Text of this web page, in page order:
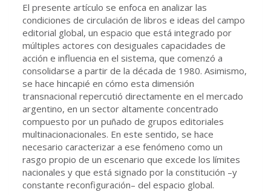
El presente artículo se enfoca en analizar las
condiciones de circulación de libros e ideas del campo
editorial global, un espacio que está integrado por
múltiples actores con desiguales capacidades de
acción e influencia en el sistema, que comenzó a
consolidarse a partir de la década de 1980. Asimismo,
se hace hincapié en cómo esta dimensión
transnacional repercutió directamente en el mercado
argentino, en un sector altamente concentrado
compuesto por un puñado de grupos editoriales
multinacionacionales. En este sentido, se hace
necesario caracterizar a ese fenómeno como un
rasgo propio de un escenario que excede los límites
nacionales y que está signado por la constitución –y
constante reconfiguración– del espacio global.